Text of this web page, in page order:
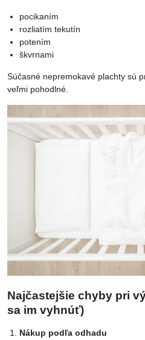
pocikaním
rozliatím tekutín
potením
škvrnami
Súčasné nepremokavé plachty sú
veľmi pohodlné.
Najčastejšie chyby pri
sa im vyhnúť)
Nákup podľa odhadu